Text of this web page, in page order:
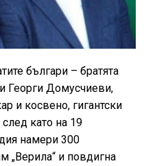
българи – братята
Георги Домусчиеви,
и косвено, гигантски
като на 19
намери 300
„Верила“ и повдигна